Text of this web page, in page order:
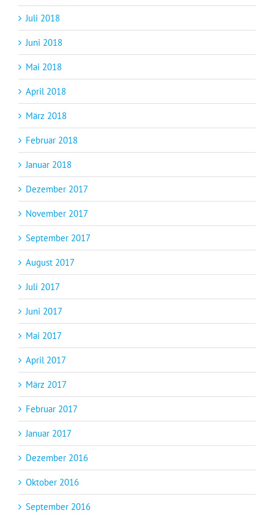
Juli 2018
Juni 2018
Mai 2018
April 2018
März 2018
Februar 2018
Januar 2018
Dezember 2017
November 2017
September 2017
August 2017
Juli 2017
Juni 2017
Mai 2017
April 2017
März 2017
Februar 2017
Januar 2017
Dezember 2016
Oktober 2016
September 2016